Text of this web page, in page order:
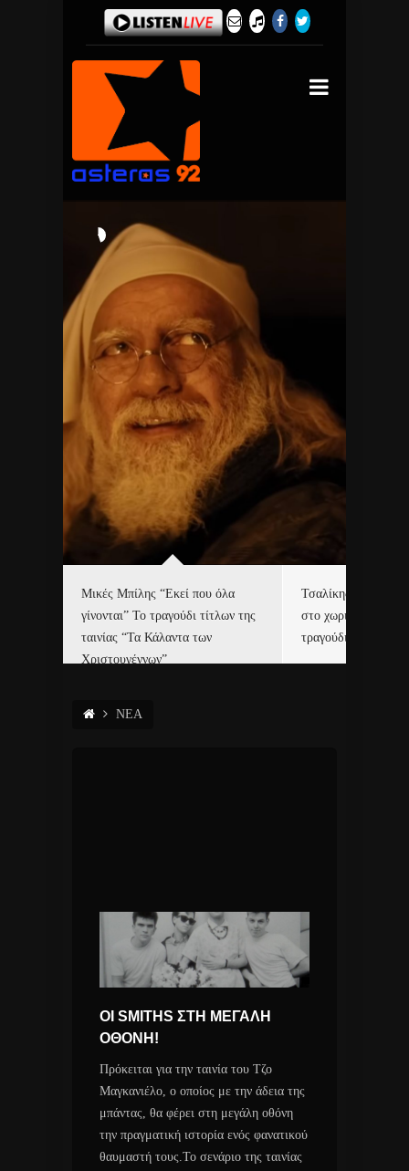
Μικές Μπίλης “Εκεί που όλα
γίνονται” Το τραγούδι τίτλων της
ταινίας “Τα Κάλαντα των
Χριστουγέννων”
Τσαλίκης,
στο χωριό του Άι
τραγούδι και video
ΝΕΑ
ΟΙ SMITHS ΣΤΗ ΜΕΓΑΛΗ
ΟΘΟΝΗ!
Πρόκειται για την ταινία του Τζο
Μαγκανιέλο, ο οποίος με την άδεια της
μπάντας, θα φέρει στη μεγάλη οθόνη
την πραγματική ιστορία ενός φανατικού
θαυμαστή τους.Το σενάριο της ταινίας